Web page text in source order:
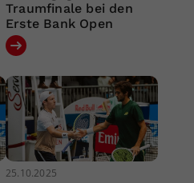
Traumfinale bei den
Erste Bank Open
25.10.2025